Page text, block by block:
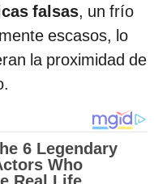
falsas, un frío
escasos, lo
la proximidad de